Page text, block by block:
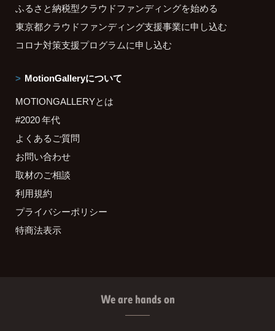
ふるさと納税型クラウドファンディングを始める
東京都クラウドファンディング支援事業に申し込む
コロナ対策支援プログラムに申し込む
MotionGalleryについて
MOTIONGALLERYとは
#2020 年代
よくあるご質問
お問い合わせ
取材のご相談
利用規約
プライバシーポリシー
特商法表示
We are hands on